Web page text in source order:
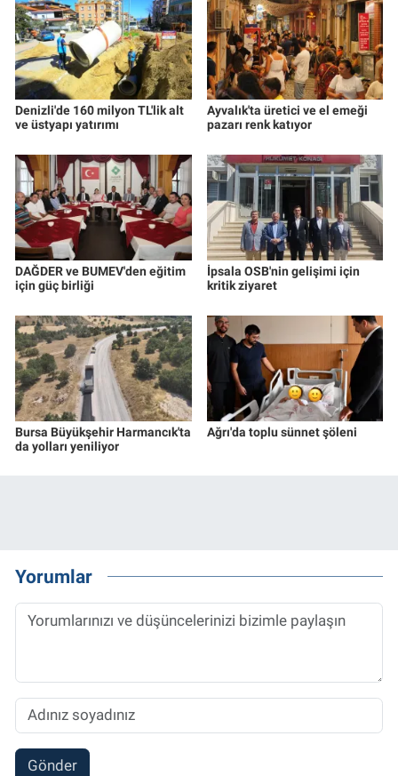
Denizli'de 160 milyon TL'lik alt
ve üstyapı yatırımı
Ayvalık'ta üretici ve el emeği
pazarı renk katıyor
DAĞDER ve BUMEV'den eğitim
için güç birliği
İpsala OSB'nin gelişimi için
kritik ziyaret
Bursa Büyükşehir Harmancık'ta
da yolları yeniliyor
Ağrı'da toplu sünnet şöleni
Yorumlar
Gönder